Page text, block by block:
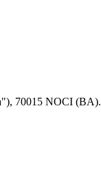
70015 NOCI (BA).